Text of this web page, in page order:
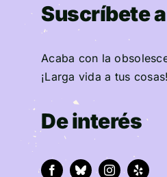
Suscríbete
Acaba con la
¡Larga vida a tus cosas!
De interés